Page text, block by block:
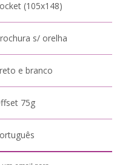
(105x148)
s/ orelha
e branco
75g